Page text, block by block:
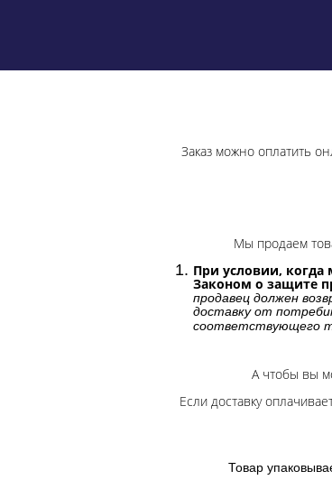
Заказ можно оплатить
Мы продаем
При условии, когда
Законом о защите
продавец должен
доставку от
соответствующего
А чтобы вы
Если доставку
Товар